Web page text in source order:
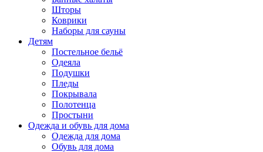
Шторы
Коврики
Наборы для сауны
Детям
Постельное бельё
Одеяла
Подушки
Пледы
Покрывала
Полотенца
Простыни
Одежда и обувь для дома
Одежда для дома
Обувь для дома